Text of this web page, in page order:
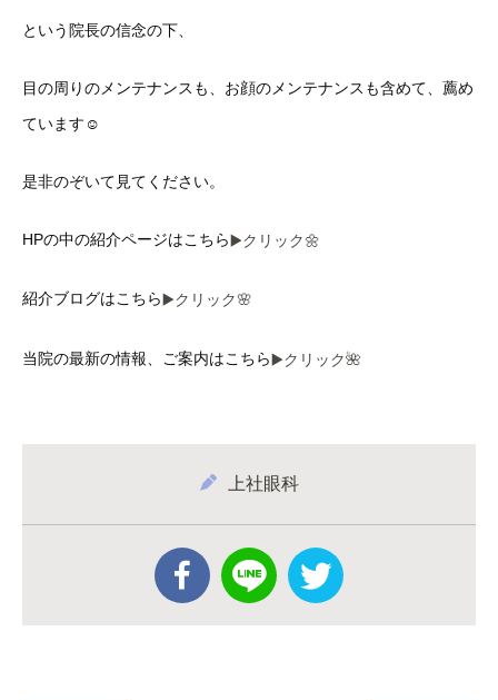
という院長の信念の下、
目の周りのメンテナンスも、お顔のメンテナンスも含めて、薦め
ています☺️
是非のぞいて見てください。
HPの中の紹介ページはこちら▶️クリック🌼
紹介ブログはこちら▶️クリック🌸
当院の最新の情報、ご案内はこちら▶️クリック🌺
上社眼科